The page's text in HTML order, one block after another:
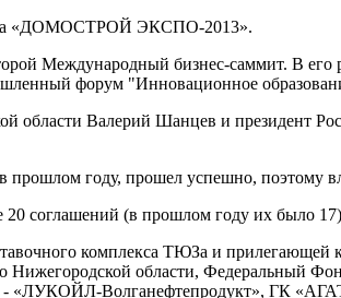
«ДОМОСТРОЙ ЭКСПО-2013».
Международный бизнес-саммит. В
форум "Инновационное
области Валерий Шанцев и президент
прошлом году, прошел успешно, поэтому
соглашений (в прошлом году их было
комплекса ТЮЗа и
области, Федеральный
- «ЛУКОЙЛ-Волганефтепродукт», ГК